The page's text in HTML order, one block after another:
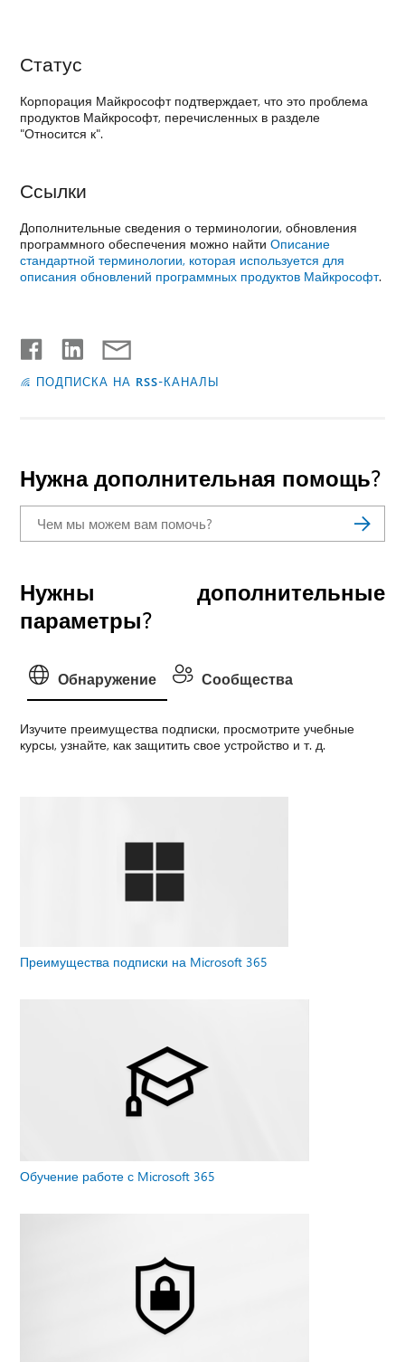
Статус
Корпорация Майкрософт подтверждает, что это проблема
продуктов Майкрософт, перечисленных в разделе
"Относится к".
Ссылки
Дополнительные сведения о терминологии, обновления
программного обеспечения можно найтиОписание
стандартной терминологии, которая используется для
описания обновлений программных продуктов Майкрософт.
ПОДПИСКА НА RSS-КАНАЛЫ
Нужна дополнительная помощь?
Нужны дополнительные
параметры?
Обнаружение Сообщества
Изучите преимущества подписки, просмотрите учебные
курсы, узнайте, как защитить свое устройство и т. д.
Преимущества подписки на Microsoft 365
Обучение работе с Microsoft 365